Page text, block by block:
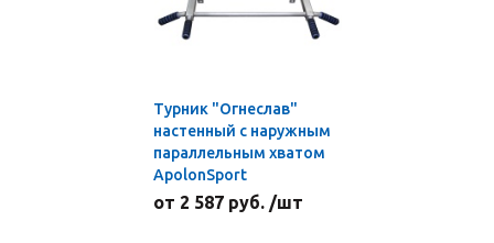
Турник "Огнеслав"
настенный с наружным
параллельным хватом
ApolonSport
от 2 587 руб. /шт